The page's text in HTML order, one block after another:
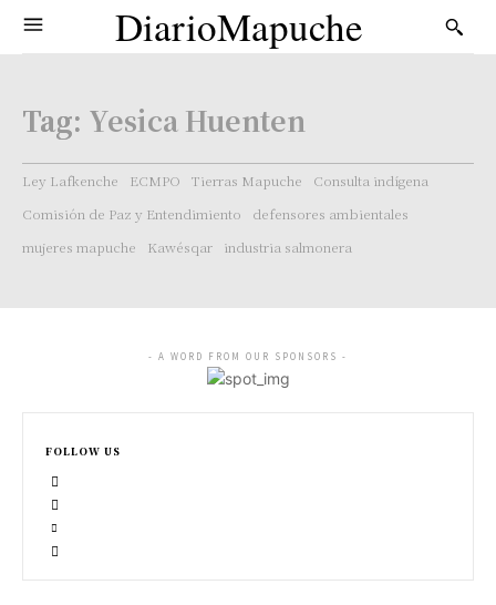
DiarioMapuche
Tag: Yesica Huenten
Ley Lafkenche ECMPO Tierras Mapuche
Consulta indígena
Comisión de Paz y Entendimiento
defensores ambientales
mujeres mapuche
Kawésqar industria salmonera
- A WORD FROM OUR SPONSORS -
FOLLOW US